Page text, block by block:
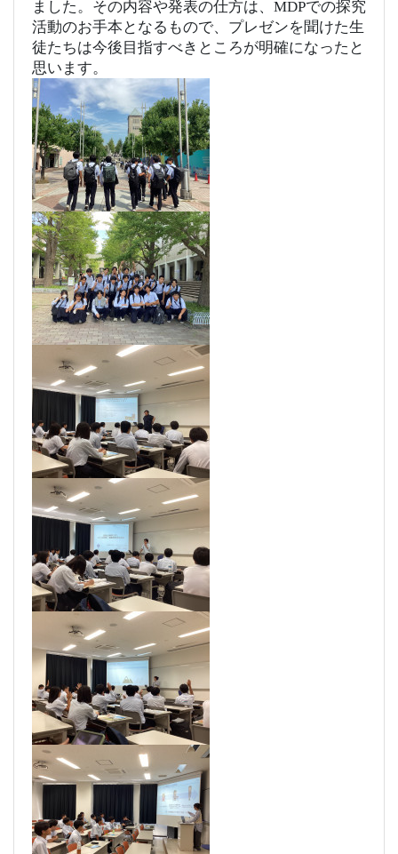
ました。その内容や発表の仕方は、MDPでの探究
活動のお手本となるもので、プレゼンを聞けた生
徒たちは今後目指すべきところが明確になったと
思います。